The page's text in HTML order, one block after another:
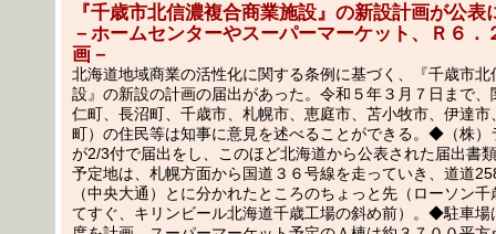
『千歳市北信濃複合商業施設』の新設計画が公表
－ホームセンターやスーパーマーケット、Ｒ６．
画－
北海道地域商業の活性化に関する条例に基づく、『千歳市北
設』の新設の計画の届出があった。令和５年３月７日まで、
仁町、長沼町、千歳市、札幌市、恵庭市、苫小牧市、伊達市
町）の住民等は知事に意見を述べることができる。◆（株）
が2/3付で届出をし、このほど北海道から公表された届出書
予定地は、札幌方面から国道３６号線を走っていき、道道
（中央大通）とに分かれたところのちょっと先（ローソン
てすぐ、キリンビール北海道千歳工場の斜め前）。◆駐車場